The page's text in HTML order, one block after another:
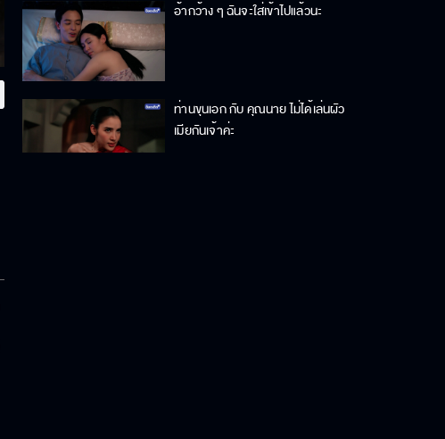
อ้ากว้าง ๆ ฉันจะใส่เข้าไปแล้วนะ
ท่านขุนเอก กับ คุณนาย ไม่ได้เล่นผัว
เมียกันเจ้าค่ะ